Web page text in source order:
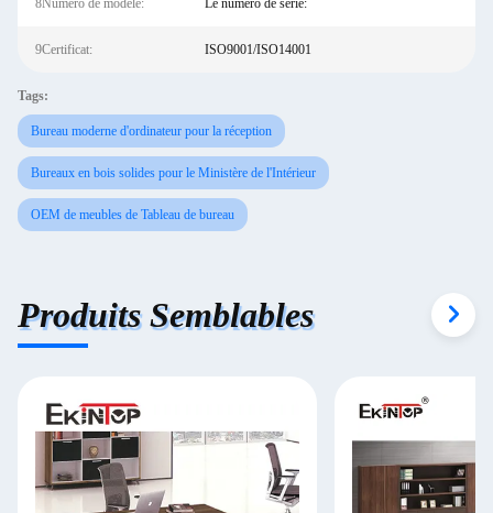
8Numéro de modèle: Le numéro de série:
9Certificat: ISO9001/ISO14001
Tags:
Bureau moderne d'ordinateur pour la réception
Bureaux en bois solides pour le Ministère de l'Intérieur
OEM de meubles de Tableau de bureau
Produits Semblables